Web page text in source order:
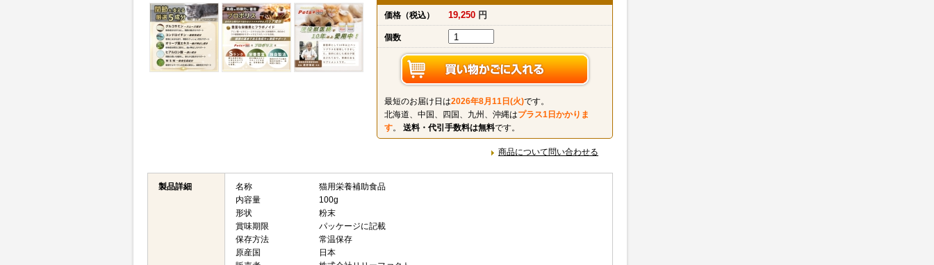
価格（税込） 19,250 円
個数
最短のお届け日は2026年8月11日(火)です。
北海道、中国、四国、九州、沖縄はプラス1日かかりま
す。 送料・代引手数料は無料です。
商品について問い合わせる
製品詳細 名称
猫用栄養補助食品
内容量
100g
形状
粉末
賞味期限
パッケージに記載
保存方法
常温保存
原産国
日本